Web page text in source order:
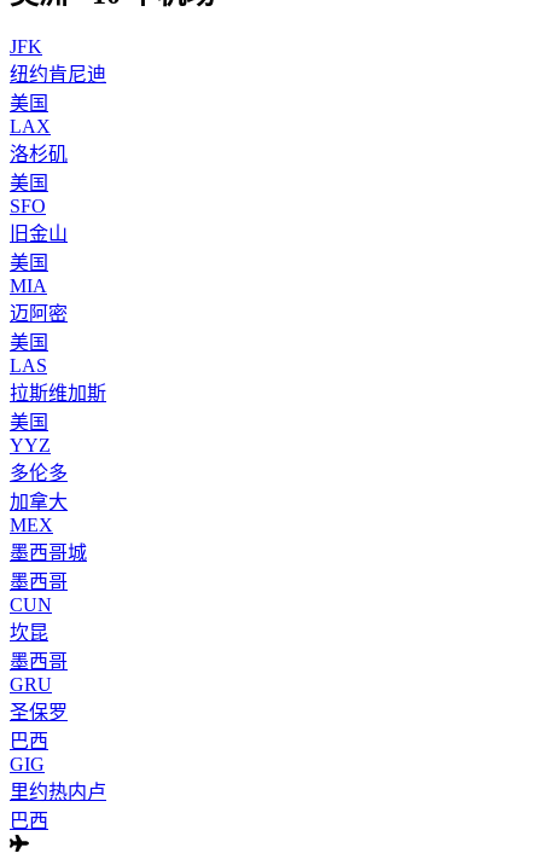
JFK
纽约肯尼迪
美国
LAX
洛杉矶
美国
SFO
旧金山
美国
MIA
迈阿密
美国
LAS
拉斯维加斯
美国
YYZ
多伦多
加拿大
MEX
墨西哥城
墨西哥
CUN
坎昆
墨西哥
GRU
圣保罗
巴西
GIG
里约热内卢
巴西